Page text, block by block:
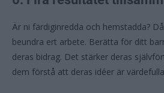
Är ni färdiginredda och hemstadda?
beundra ert arbete. Berätta för ditt
deras bidrag. Det stärker deras
dem förstå att deras idéer är